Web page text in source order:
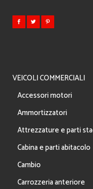
VEICOLI COMMERCIALI
Accessori motori
Ammortizzatori
Attrezzature e parti
Cabina e parti abitacolo
Cambio
Carrozzeria anteriore